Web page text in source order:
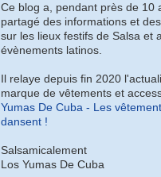
Ce blog a, pendant près de 10
partagé des informations et
sur les lieux festifs de Salsa et
évènements latinos.
Il relaye depuis fin 2020
marque de vêtements et
Yumas De Cuba - Les
dansent !
Salsamicalement
Los Yumas De Cuba